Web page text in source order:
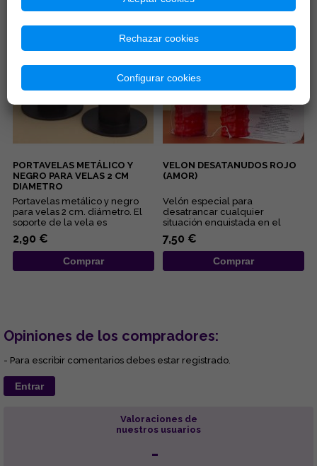
comunicación....
para equilibrio interno y
PORTAVELAS METÁLICO Y
NEGRO PARA VELAS 2 CM
DIAMETRO
Portavelas metálico y negro
para velas 2 cm. diámetro. El
soporte de la vela es
representativo del
conocimient...
2,90 €
Comprar
VELON DESATANUDOS ROJO
(AMOR)
Velón especial para
desatrancar cualquier
situación enquistada en el
ámbito amoroso y sexual....
7,50 €
Comprar
Opiniones de los compradores:
- Para escribir comentarios debes estar registrado.
Entrar
Valoraciones de
nuestros usuarios
-
Rechazar cookies
Configurar cookies